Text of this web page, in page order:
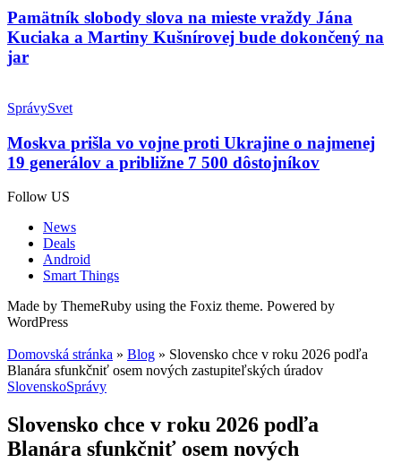
Pamätník slobody slova na mieste vraždy Jána
Kuciaka a Martiny Kušnírovej bude dokončený na
jar
SprávySvet
Moskva prišla vo vojne proti Ukrajine o najmenej
19 generálov a približne 7 500 dôstojníkov
Follow US
News
Deals
Android
Smart Things
Made by ThemeRuby using the Foxiz theme. Powered by
WordPress
Domovská stránka » Blog » Slovensko chce v roku 2026 podľa
Blanára sfunkčniť osem nových zastupiteľských úradov
SlovenskoSprávy
Slovensko chce v roku 2026 podľa
Blanára sfunkčniť osem nových